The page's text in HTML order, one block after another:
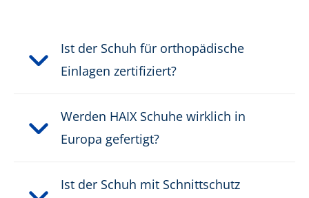
Schnittschutzklasse: Klasse 2
Verschluss:
wasserabweisend
Ist der Schuh für orthopädische
Einlagen zertifiziert?
Werden HAIX Schuhe wirklich in
Europa gefertigt?
Ist der Schuh mit Schnittschutz